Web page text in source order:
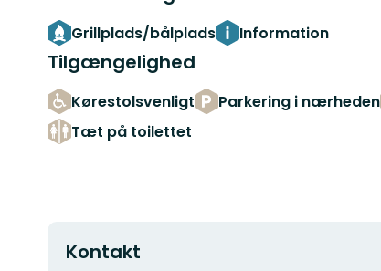
Grillplads/bålplads Information
Tilgængelighed
Kørestolsvenligt Parkering i nærheden
Tæt på toilettet
Kontakt